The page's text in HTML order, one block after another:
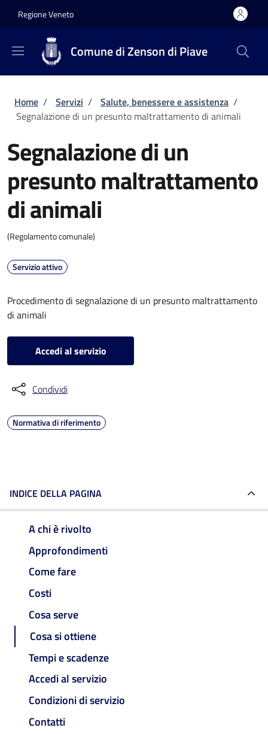
Regione Veneto
Comune di Zenson di Piave
Briciole di pane
Home / Servizi / Salute, benessere e assistenza /
Segnalazione di un presunto maltrattamento di animali
Segnalazione di un
presunto maltrattamento
di animali
(Regolamento comunale)
Servizio attivo
Procedimento di segnalazione di un presunto maltrattamento
di animali
Accedi al servizio
Condividi
Normativa di riferimento
INDICE DELLA PAGINA
A chi è rivolto
Approfondimenti
Come fare
Costi
Cosa serve
Cosa si ottiene
Tempi e scadenze
Accedi al servizio
Condizioni di servizio
Contatti